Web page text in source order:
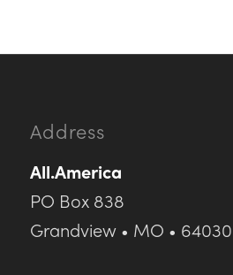
Address
All.America
PO Box 838
Grandview • MO • 64030